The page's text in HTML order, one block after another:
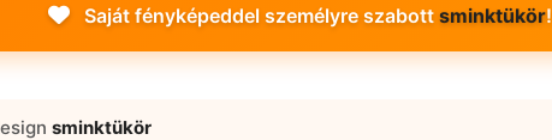
Saját fényképeddel személyre szabottsminktükör!
sminktükör